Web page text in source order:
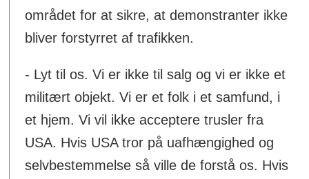
området for at sikre, at demonstranter ikke
bliver forstyrret af trafikken.
- Lyt til os. Vi er ikke til salg og vi er ikke et
militært objekt. Vi er et folk i et samfund, i
et hjem. Vi vil ikke acceptere trusler fra
USA. Hvis USA tror på uafhængighed og
selvbestemmelse så ville de forstå os. Hvis